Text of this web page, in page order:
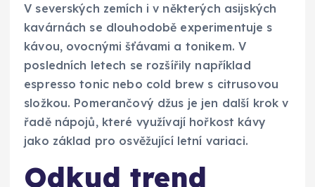
V severských zemích i v některých asijských
kavárnách se dlouhodobě experimentuje s
kávou, ovocnými šťávami a tonikem. V
posledních letech se rozšířily například
espresso tonic nebo cold brew s citrusovou
složkou. Pomerančový džus je jen další krok v
řadě nápojů, které využívají hořkost kávy
jako základ pro osvěžující letní variaci.
Odkud trend